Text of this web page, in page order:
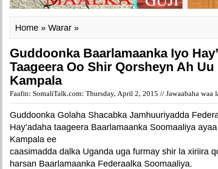
Home » Warar »
Guddoonka Baarlamaanka Iyo
Taageera Oo Shir Qorsheyn Ah
Kampala
Faafin: SomaliTalk.com: Thursday, April 2, 2015 // Jawaabaha waa
Guddoonka Golaha Shacabka Jamhuuriyadda
Hay’adaha taageera Baarlamaanka Soomaaliya
Kampala ee
caasimadda dalka Uganda uga furmay shir la xiriira
harsan Baarlamaanka Federaalka Soomaaliya.